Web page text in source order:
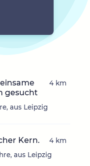
gesucht
aus Leipzig
4 km
Kern.
aus Leipzig
4 km